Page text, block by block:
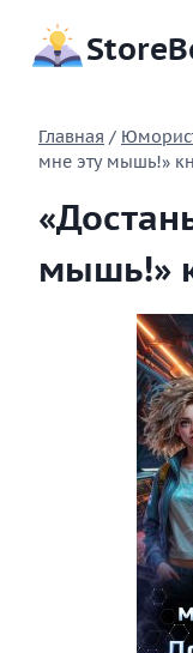
содержимому
Главная /
мне эту мышь!»
мышь!»